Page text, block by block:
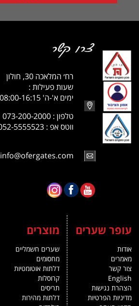
רח׳ המלאכה 30, חולון
שעות פעילות :
ימים א'-ה' 08:00-16:15
טלפון : 073-200-2000
ווטס אפ : 052-5555523
info@ofergates.com
עופר שערים
אודות
מאמרים
צור קשר
English
הצהרת נגישות
מדיניות הפרטיות
מוצרים
שערים חשמליים
מחסומים
דלתות אוטומטיות
קרוסלות
תריסים
דלתות מהירות